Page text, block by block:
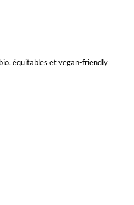
équitables et vegan-friendly